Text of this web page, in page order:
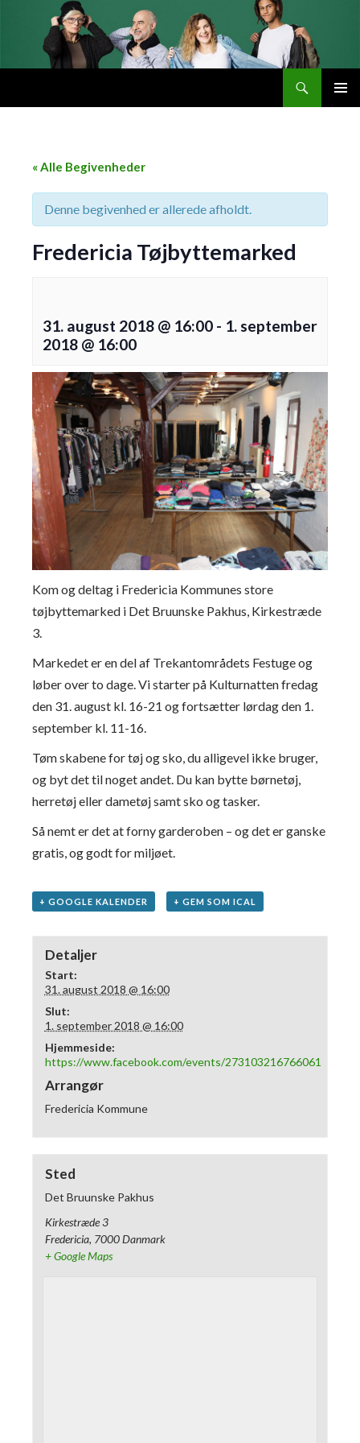
« Alle Begivenheder
Denne begivenhed er allerede afholdt.
Fredericia Tøjbyttemarked
31. august 2018 @ 16:00 - 1. september
2018 @ 16:00
Kom og deltag i Fredericia Kommunes store
tøjbyttemarked i Det Bruunske Pakhus, Kirkestræde
3.
Markedet er en del af Trekantområdets Festuge og
løber over to dage. Vi starter på Kulturnatten fredag
den 31. august kl. 16-21 og fortsætter lørdag den 1.
september kl. 11-16.
Tøm skabene for tøj og sko, du alligevel ikke bruger,
og byt det til noget andet. Du kan bytte børnetøj,
herretøj eller dametøj samt sko og tasker.
Så nemt er det at forny garderoben – og det er ganske
gratis, og godt for miljøet.
+ GOOGLE KALENDER + GEM SOM ICAL
Detaljer
Start:
31. august 2018 @ 16:00
Slut:
1. september 2018 @ 16:00
Hjemmeside:
https://www.facebook.com/events/273103216766061
Arrangør
Fredericia Kommune
Sted
Det Bruunske Pakhus
Kirkestræde 3
Fredericia, 7000Danmark
+ Google Maps